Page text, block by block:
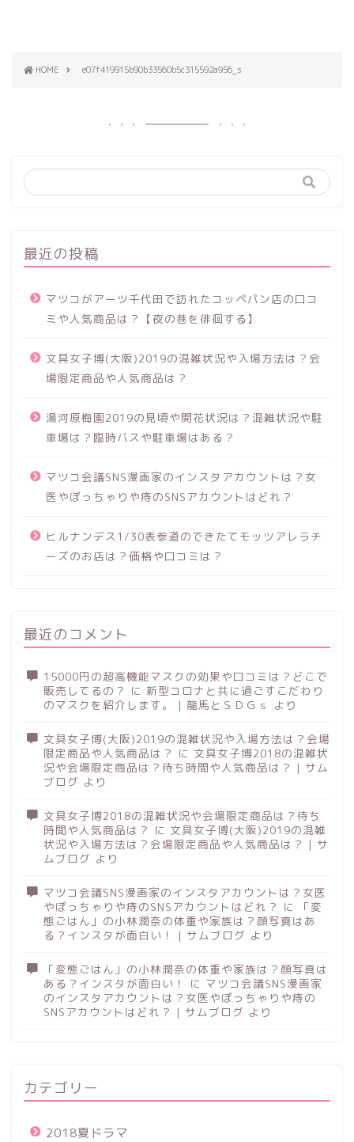
HOME e07f419915b90b33560b5c315592a956_s
最近の投稿
マツコがアーツ千代田で訪れたコッペパン店の口コ
ミや人気商品は？【夜の巷を徘徊する】
文具女子博(大阪)2019の混雑状況や入場方法は？会
場限定商品や人気商品は？
湯河原梅園2019の見頃や開花状況は？混雑状況や駐
車場は？臨時バスや駐車場はある？
マツコ会議SNS漫画家のインスタアカウントは？女
医やぽっちゃりや痔のSNSアカウントはどれ？
ヒルナンデス1/30表参道のできたてモッツアレラチ
ーズのお店は？価格や口コミは？
最近のコメント
15000円の超高機能マスクの効果や口コミは？どこで
販売してるの？ に 新型コロナと共に過ごすこだわり
のマスクを紹介します。 | 龍馬とＳＤＧｓ
より
文具女子博(大阪)2019の混雑状況や入場方法は？会場
限定商品や人気商品は？ に 文具女子博2018の混雑状
況や会場限定商品は？待ち時間や人気商品は？ | サム
ブログ より
文具女子博2018の混雑状況や会場限定商品は？待ち
時間や人気商品は？ に 文具女子博(大阪)2019の混雑
状況や入場方法は？会場限定商品や人気商品は？ | サ
ムブログ より
マツコ会議SNS漫画家のインスタアカウントは？女医
やぽっちゃりや痔のSNSアカウントはどれ？ に
「変
態ごはん」の小林潤奈の体重や家族は？顔写真はあ
る？インスタが面白い！ | サムブログ より
「変態ごはん」の小林潤奈の体重や家族は？顔写真は
ある？インスタが面白い！
に マツコ会議SNS漫画家
のインスタアカウントは？女医やぽっちゃりや痔の
SNSアカウントはどれ？ | サムブログ より
カテゴリー
2018夏ドラマ